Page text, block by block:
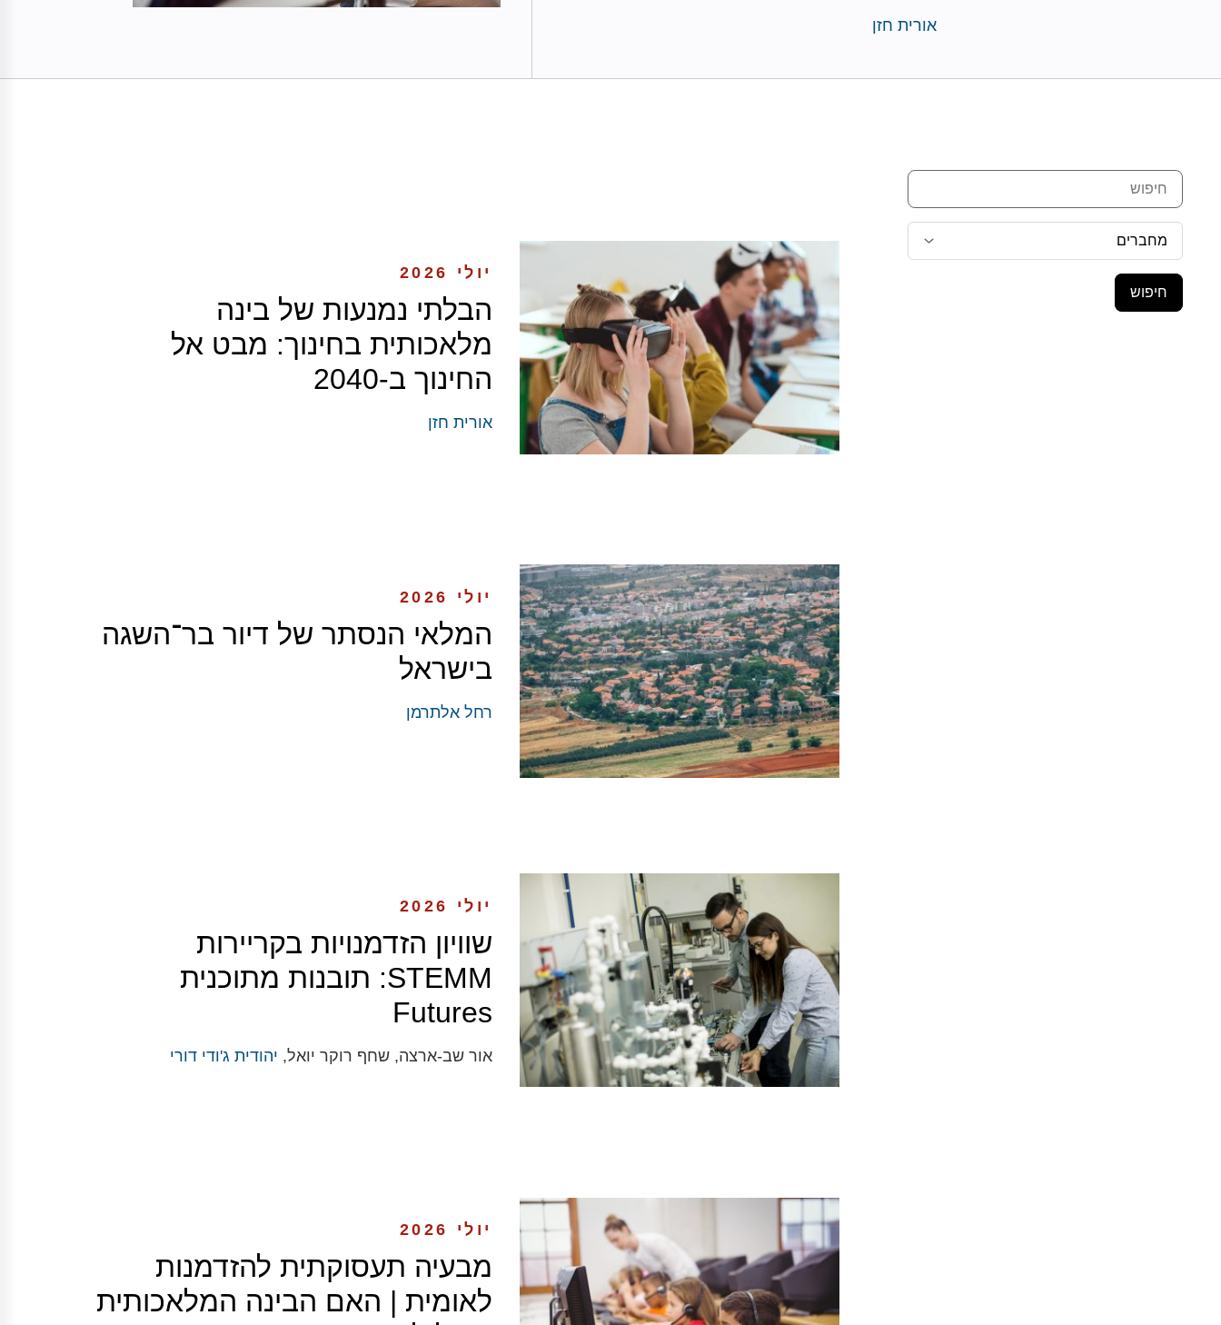
אורית חזן
יולי 2026
הבלתי נמנעות של בינה
מלאכותית בחינוך: מבט אל
החינוך ב-2040
אורית חזן
יולי 2026
המלאי הנסתר של דיור בר־השגה
בישראל
רחל אלתרמן
יולי 2026
שוויון הזדמנויות בקריירות
STEMM: תובנות מתוכנית
Futures
אור שב-ארצה, שחף רוקר יואל, יהודית ג'ודי דורי
יולי 2026
מבעיה תעסוקתית להזדמנות
לאומית | האם הבינה המלאכותית